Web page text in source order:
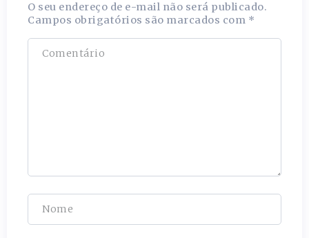
O seu endereço de e-mail não será publicado.
Campos obrigatórios são marcados com *